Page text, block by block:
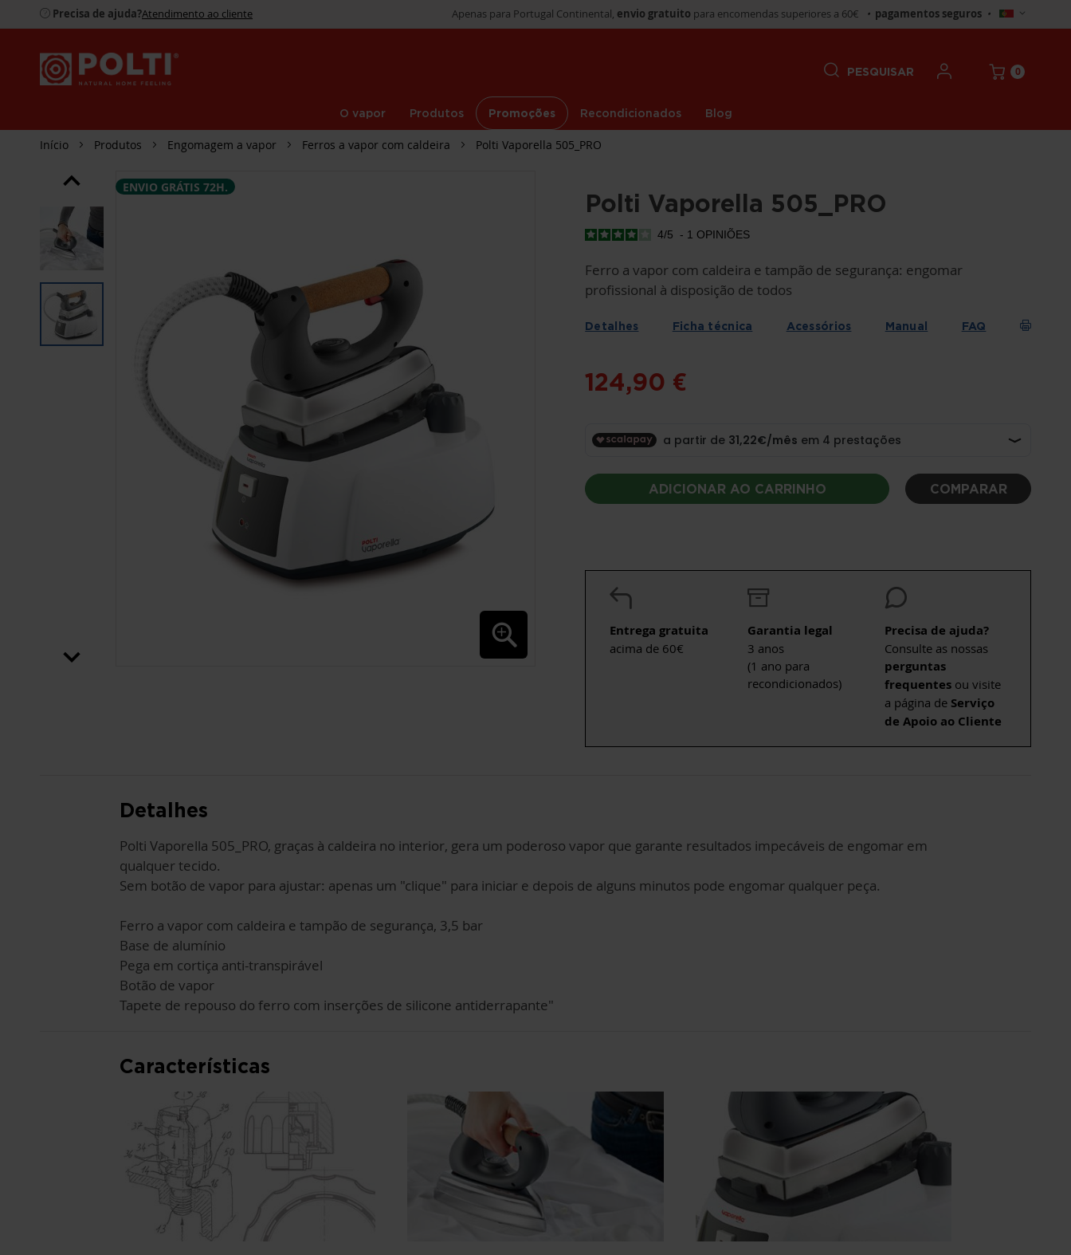
Precisa de ajuda?Atendimento ao cliente Apenas para Portugal Continental, envio gratuito para encomendas superiores a 60€ • pagamentos seguros •
Selecionar
Loja
O vapor Produtos Promoções Recondicionados Blog
PESQUISAR 0
Início Produtos Engomagem a vapor Ferros a vapor com caldeira Polti Vaporella 505_PRO
SALTAR
FINAL
DA
GALERIA
IMAGENS
ENVIO GRÁTIS 72H.
Polti Vaporella 505_PRO
4/5 - 1 OPINIÕES
Ferro a vapor com caldeira e tampão de segurança: engomar
profissional à disposição de todos
Detalhes Ficha técnica Acessórios Manual FAQ
124,90 €
ADICIONAR AO CARRINHO COMPARAR
Entrega gratuita
acima de 60€
Garantia legal
3 anos
(1 ano para
recondicionados)
Precisa de ajuda?
Consulte as nossas
perguntas
frequentes ou visite
a página de Serviço
de Apoio ao Cliente
Detalhes
Polti Vaporella 505_PRO, graças à caldeira no interior, gera um poderoso vapor que garante resultados impecáveis de engomar em
qualquer tecido.
Sem botão de vapor para ajustar: apenas um "clique" para iniciar e depois de alguns minutos pode engomar qualquer peça.
Ferro a vapor com caldeira e tampão de segurança, 3,5 bar
Base de alumínio
Pega em cortiça anti-transpirável
Botão de vapor
Tapete de repouso do ferro com inserções de silicone antiderrapante"
Características